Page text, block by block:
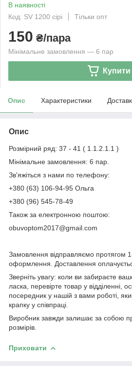
В наявності
Код: SV 1200 сірі
Тільки опт
150 ₴/пара
Мінімальне замовлення — 6 пар
Купити
Опис Характеристики
Опис
Розмірний ряд: 37 - 41 ( 1.1.2.1.1 )
Мінімальне замовлення: 6 пар.
Зв'яжіться з нами по телефону:
+380 (63) 106-94-95 Ольга
+380 (96) 545-78-49
Також за електронною поштою:
obuvoptom2017@gmail.com
Замовлення відправляємо протягом
оформлення. Доставлення
Зверніть увагу: коли ви забираєте
ласка, перевірте товар у відділенні,
посередник у нашій з вами роботі,
крапку у співпраці.
Виробник завжди залишає за собою
розмірів.
Приховати